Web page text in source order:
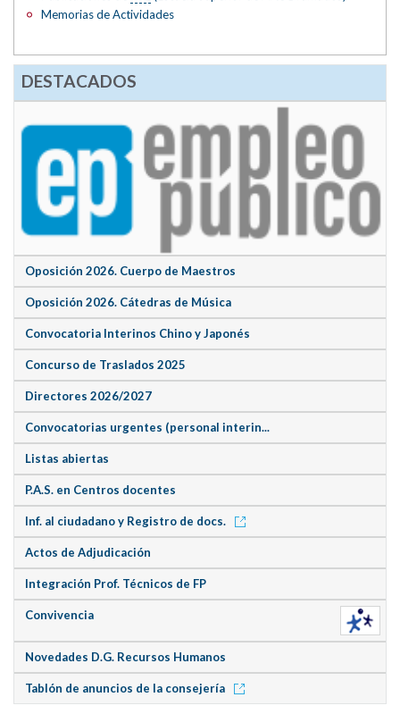
Memorias de Actividades
DESTACADOS
Oposición 2026. Cuerpo de Maestros
Oposición 2026. Cátedras de Música
Convocatoria Interinos Chino y Japonés
Concurso de Traslados 2025
Directores 2026/2027
Convocatorias urgentes (personal interin...
Listas abiertas
P.A.S. en Centros docentes
Inf. al ciudadano y Registro de docs.
Actos de Adjudicación
Integración Prof. Técnicos de FP
Convivencia
Novedades D.G. Recursos Humanos
Tablón de anuncios de la consejería